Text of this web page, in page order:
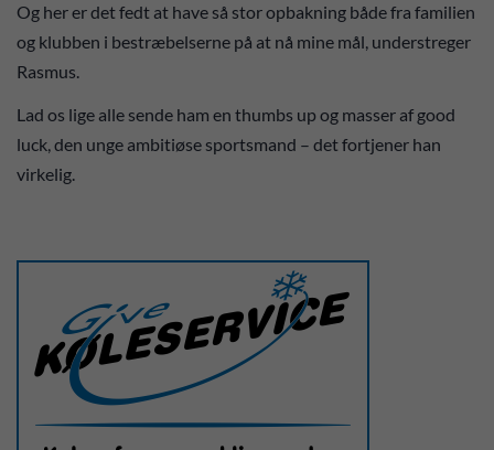
Og her er det fedt at have så stor opbakning både fra familien
og klubben i bestræbelserne på at nå mine mål, understreger
Rasmus.
Lad os lige alle sende ham en thumbs up og masser af good
luck, den unge ambitiøse sportsmand – det fortjener han
virkelig.